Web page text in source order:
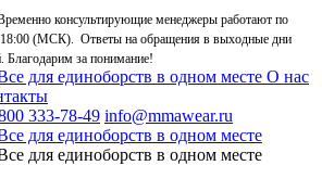
консультирующие менеджеры работают по
(МСК). Ответы на обращения в выходные дни
Благодарим за понимание!
О нас
333-78-49 info@mmawear.ru